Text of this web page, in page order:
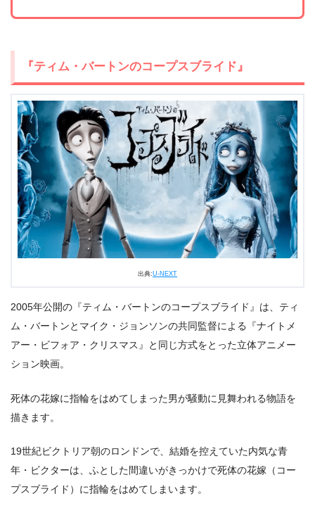
『ティム・バートンのコープスブライド』
出典:U-NEXT
2005年公開の『ティム・バートンのコープスブライド』は、ティ
ム・バートンとマイク・ジョンソンの共同監督による『ナイトメ
アー・ビフォア・クリスマス』と同じ方式をとった立体アニメー
ション映画。
死体の花嫁に指輪をはめてしまった男が騒動に見舞われる物語を
描きます。
19世紀ビクトリア朝のロンドンで、結婚を控えていた内気な青
年・ビクターは、ふとした間違いがきっかけで死体の花嫁（コー
プスブライド）に指輪をはめてしまいます。